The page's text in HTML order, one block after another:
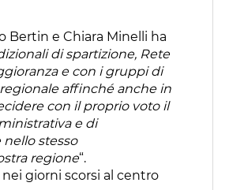
Bertin e Chiara Minelli ha
di spartizione, Rete
e con i gruppi di
affinché anche in
con il proprio voto il
e di
stesso
regione“.
giorni scorsi al centro